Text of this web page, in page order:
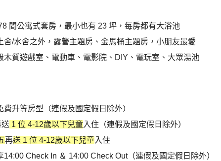
間公寓式套房，最小也有 23 坪，每房都有大浴池
舍/水舍之外，露營主題房、金馬桶主題房，小朋友最愛
木質遊戲室、電動車、電影院、DIY、電玩室、大眾湯池
費升等房型（連假及國定假日除外）
1 位 4-12歲以下兒童入住（連假及國定假日除外）
再送 1 位 4-12歲以下兒童入住
Check In ＆ 14:00 Check Out（連假及國定假日除外）